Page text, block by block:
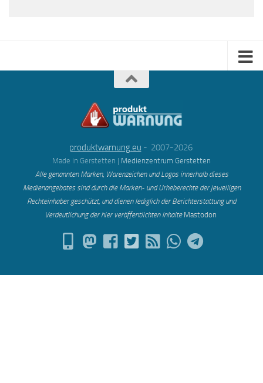
produktwarnung.eu - 2007-2026
Made in Gerstetten | Medienzentrum Gerstetten
Alle genannten Marken, Warenzeichen und Logos innerhalb dieses
Medienangebotes sind durch die Marken- und Urheberechte der jeweiligen
Rechteinhaber geschützt, und dienen lediglich der Berichterstattung und
Verdeutlichung der hier veröffentlichten Inhalte Mastodon